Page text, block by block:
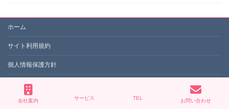
ホーム
サイト利用規約
個人情報保護方針
お知らせ
お問い合わせ・資料請求
会社案内 サービス TEL お問い合わせ